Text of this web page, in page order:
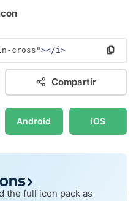
cross"></i>
Compartir
Android iOS
the full icon pack as